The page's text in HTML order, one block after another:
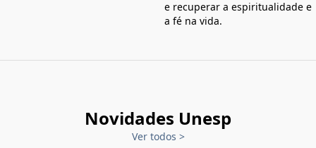
e recuperar a espiritualidade e
a fé na vida.
Novidades Unesp
Ver todos >